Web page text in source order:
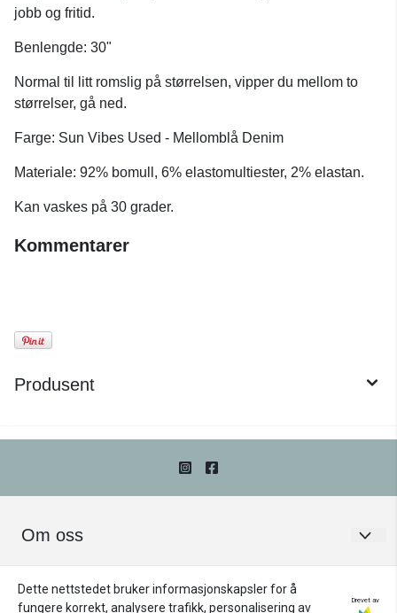
jobb og fritid.
Benlengde: 30"
Normal til litt romslig på størrelsen, vipper du mellom to
størrelser, gå ned.
Farge: Sun Vibes Used - Mellomblå Denim
Materiale: 92% bomull, 6% elastomultiester, 2% elastan.
Kan vaskes på 30 grader.
Kommentarer
Produsent
Om oss
Frøken Pedersen
Storgata 7B
Om oss
Nyhetsbrev
Dette nettstedet bruker informasjonskapsler for å
fungere korrekt, analysere trafikk, personalisering av
Drevet av